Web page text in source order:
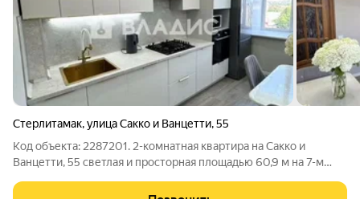
Стерлитамак,улица Сакко и Ванцетти,55
Код объекта: 2287201. 2-комнатная квартира на Сакко и
Ванцетти, 55 светлая и просторная площадью 60,9 м на 7-м
с косметическим ремонтом можно заехать сразу и жить, при